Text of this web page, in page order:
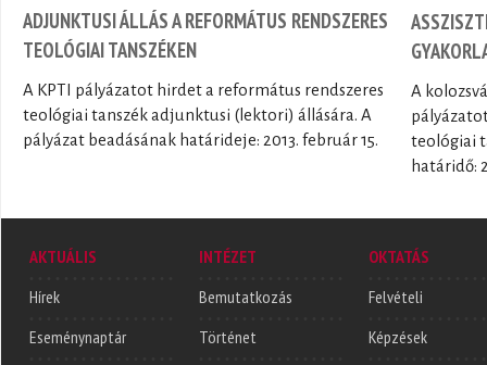
ADJUNKTUSI ÁLLÁS A REFORMÁTUS RENDSZERES
TEOLÓGIAI TANSZÉKEN
A KPTI pályázatot hirdet a református rendszeres
teológiai tanszék adjunktusi (lektori) állására. A
pályázat beadásának határideje: 2013. február 15.
A
teológiai
határidő:
AKTUÁLIS
Hírek
Eseménynaptár
INTÉZET
Bemutatkozás
Történet
OKTATÁS
Felvételi
Képzések